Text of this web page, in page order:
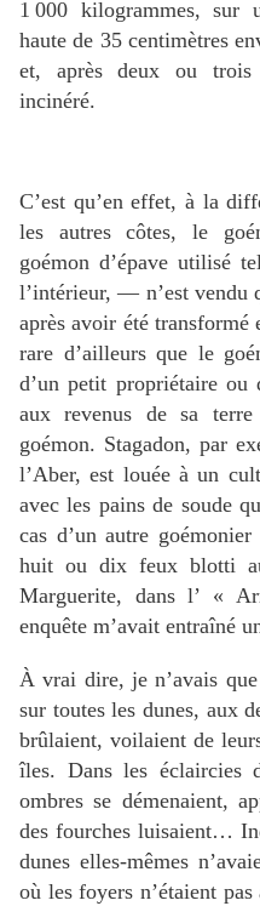
1 000 kilogrammes, sur
haute de 35 centimètres
et, après deux ou trois
incinéré.
C’est qu’en effet, à la
les autres côtes, le
goémon d’épave utilisé
l’intérieur, — n’est vendu
après avoir été transformé
rare d’ailleurs que le
d’un petit propriétaire ou
aux revenus de sa
goémon. Stagadon, par
l’Aber, est louée à un
avec les pains de soude
cas d’un autre
huit ou dix feux blotti
Marguerite, dans l’ «
enquête m’avait entraîné
À vrai dire, je n’avais
sur toutes les dunes, aux
brûlaient, voilaient de
îles. Dans les éclaircies
ombres se démenaient,
des fourches luisaient…
dunes elles-mêmes
où les foyers n’étaient